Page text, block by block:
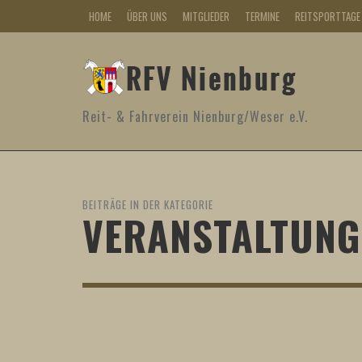
HOME ÜBER UNS MITGLIEDER TERMINE REITSPORTTAGE
Reit- & Fahrverein Nienburg/Weser e.V.
BEITRÄGE IN DER KATEGORIE